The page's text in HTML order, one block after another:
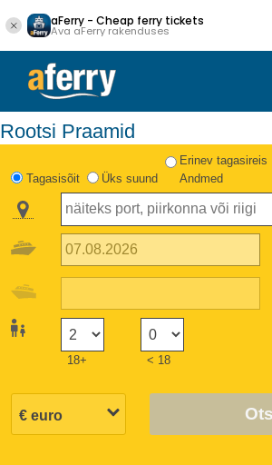
aFerry - Cheap ferry tickets
Ava aFerry rakenduses
Rootsi Praamid
Tagasisõit Üks suund
Erinev tagasireis
Andmed
18+ < 18